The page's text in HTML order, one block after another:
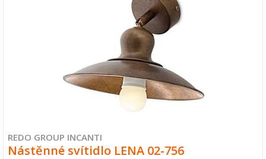
REDO GROUP INCANTI
Nástěnné svítidlo LENA 02-756